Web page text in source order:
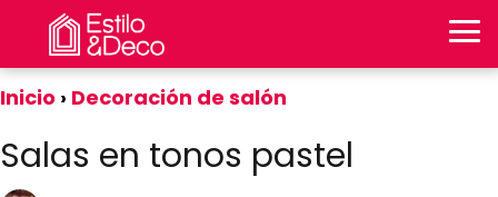
Inicio Decoración de salón
Salas en tonos pastel